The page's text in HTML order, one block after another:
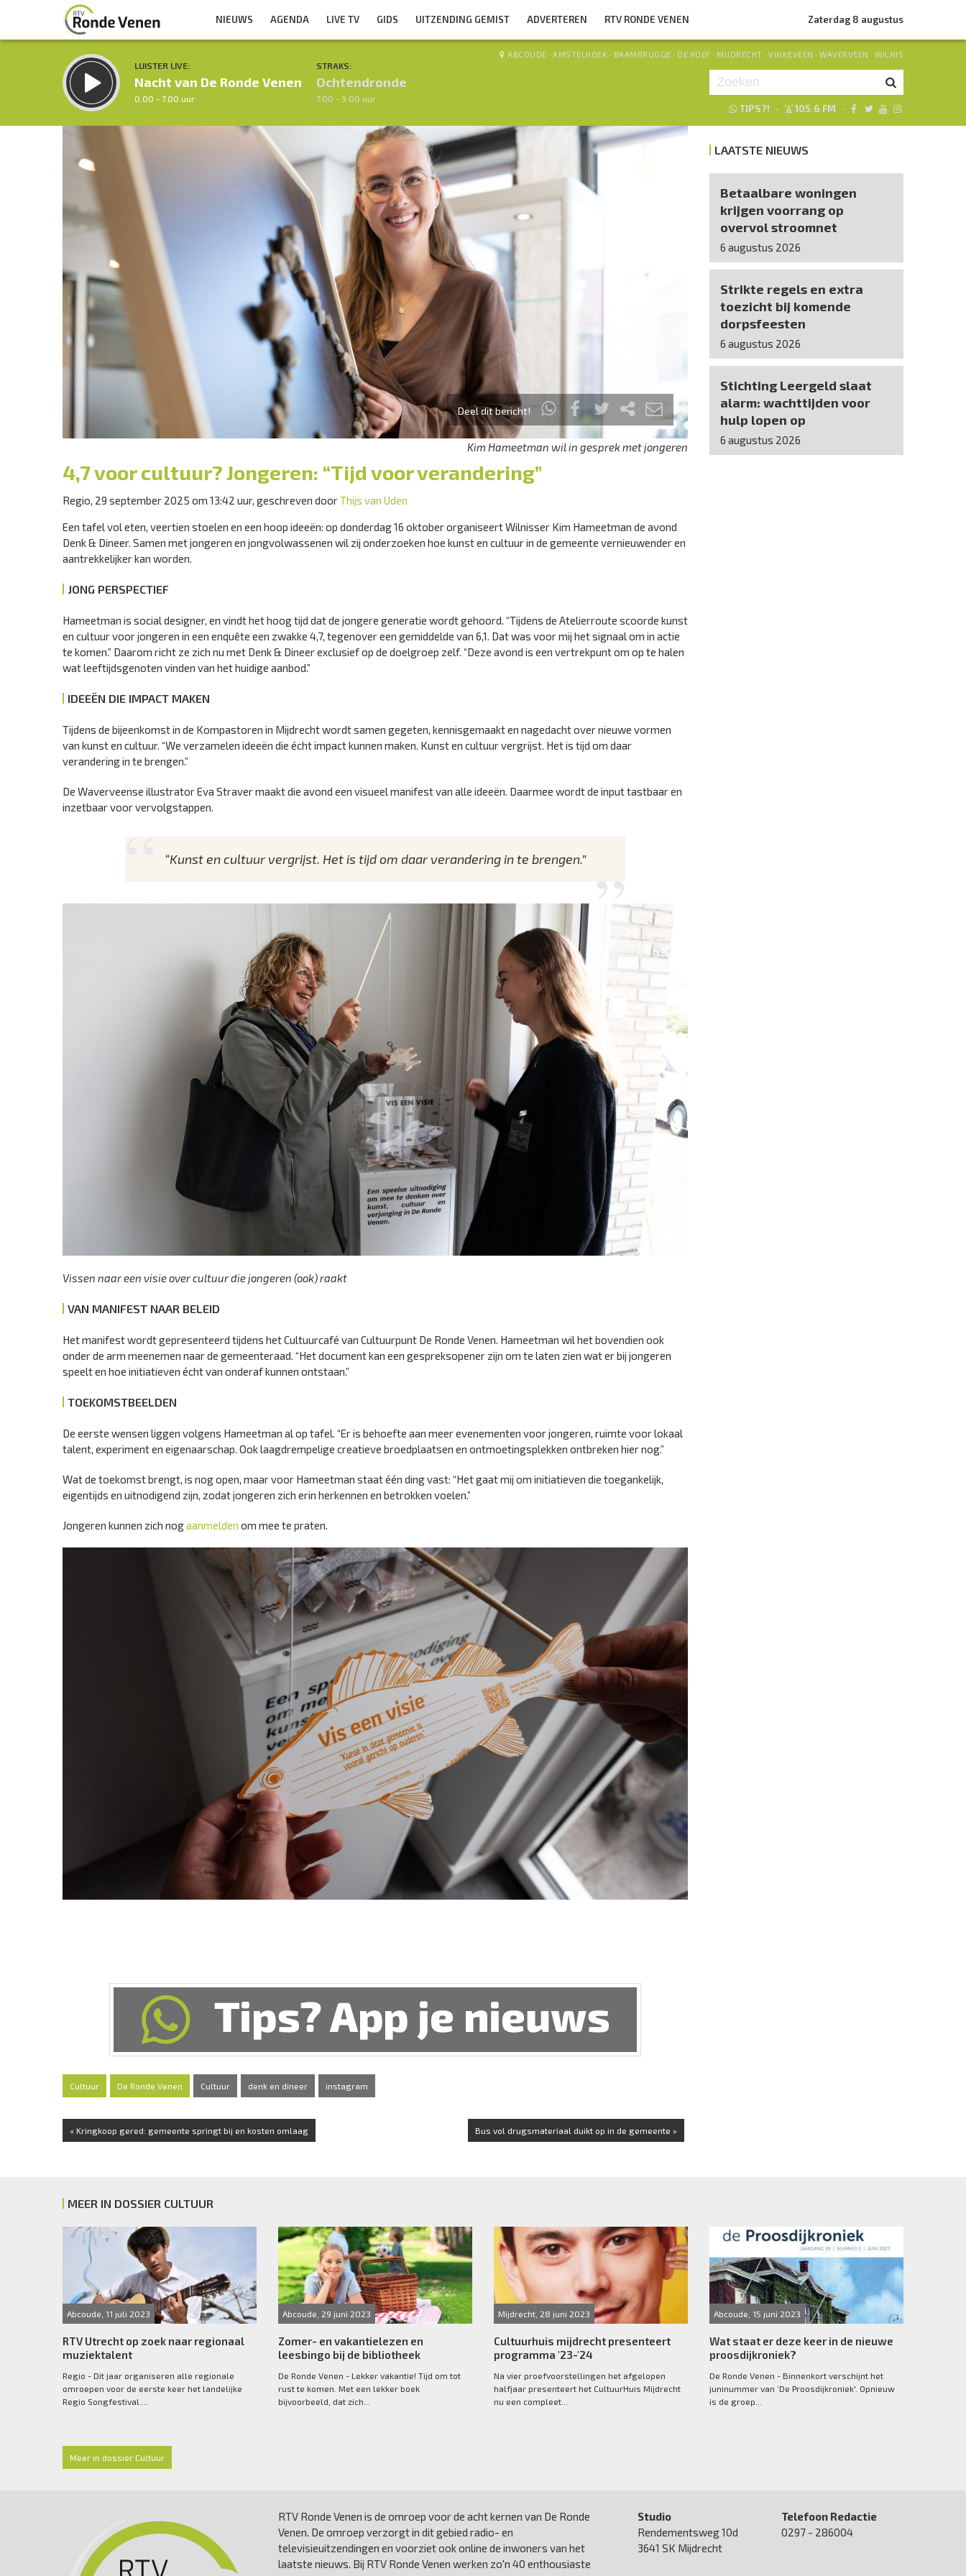
NIEUWS AGENDA LIVE TV GIDS UITZENDING GEMIST ADVERTEREN RTV RONDE VENEN Zaterdag 8 augustus
LUISTER LIVE:
Nacht van De Ronde Venen
0.00 - 7.00 uur
STRAKS:
Ochtendronde
7.00 - 9.00 uur
ABCOUDE · AMSTELHOEK · BAAMBRUGGE · DE HOEF · MIJDRECHT · VINKEVEEN · WAVERVEEN · WILNIS
TIPS?! · 105.6 FM ·
Deel dit bericht!
Kim Hameetman wil in gesprek met jongeren
4,7 voor cultuur? Jongeren: “Tijd voor verandering”
Regio, 29 september 2025 om 13:42 uur, geschreven doorThijs van Uden
Een tafel vol eten, veertien stoelen en een hoop ideeën: op donderdag 16 oktober organiseert Wilnisser Kim Hameetman de avond
Denk & Dineer. Samen met jongeren en jongvolwassenen wil zij onderzoeken hoe kunst en cultuur in de gemeente vernieuwender en
aantrekkelijker kan worden.
JONG PERSPECTIEF
Hameetman is social designer, en vindt het hoog tijd dat de jongere generatie wordt gehoord. “Tijdens de Atelierroute scoorde kunst
en cultuur voor jongeren in een enquête een zwakke 4,7, tegenover een gemiddelde van 6,1. Dat was voor mij het signaal om in actie
te komen.” Daarom richt ze zich nu met Denk & Dineer exclusief op de doelgroep zelf. “Deze avond is een vertrekpunt om op te halen
wat leeftijdsgenoten vinden van het huidige aanbod.”
IDEEËN DIE IMPACT MAKEN
Tijdens de bijeenkomst in de Kompastoren in Mijdrecht wordt samen gegeten, kennisgemaakt en nagedacht over nieuwe vormen
van kunst en cultuur. “We verzamelen ideeën die écht impact kunnen maken. Kunst en cultuur vergrijst. Het is tijd om daar
verandering in te brengen.”
De Waverveense illustrator Eva Straver maakt die avond een visueel manifest van alle ideeën. Daarmee wordt de input tastbaar en
inzetbaar voor vervolgstappen.
“Kunst en cultuur vergrijst. Het is tijd om daar verandering in te brengen.”
Vissen naar een visie over cultuur die jongeren (ook) raakt
VAN MANIFEST NAAR BELEID
Het manifest wordt gepresenteerd tijdens het Cultuurcafé van Cultuurpunt De Ronde Venen. Hameetman wil het bovendien ook
onder de arm meenemen naar de gemeenteraad. “Het document kan een gespreksopener zijn om te laten zien wat er bij jongeren
speelt en hoe initiatieven écht van onderaf kunnen ontstaan.”
TOEKOMSTBEELDEN
De eerste wensen liggen volgens Hameetman al op tafel. “Er is behoefte aan meer evenementen voor jongeren, ruimte voor lokaal
talent, experiment en eigenaarschap. Ook laagdrempelige creatieve broedplaatsen en ontmoetingsplekken ontbreken hier nog.”
Wat de toekomst brengt, is nog open, maar voor Hameetman staat één ding vast: “Het gaat mij om initiatieven die toegankelijk,
eigentijds en uitnodigend zijn, zodat jongeren zich erin herkennen en betrokken voelen.”
Jongeren kunnen zich nogaanmelden om mee te praten.
Cultuur De Ronde Venen Cultuur denk en dineer instagram
« Kringkoop gered: gemeente springt bij en kosten omlaag Bus vol drugsmateriaal duikt op in de gemeente »
LAATSTE NIEUWS
Betaalbare woningen
krijgen voorrang op
overvol stroomnet
6 augustus 2026
Strikte regels en extra
toezicht bij komende
dorpsfeesten
6 augustus 2026
Stichting Leergeld slaat
alarm: wachttijden voor
hulp lopen op
6 augustus 2026
MEER IN DOSSIER CULTUUR
Abcoude, 11 juli 2023
RTV Utrecht op zoek naar regionaal
muziektalent
Regio - Dit jaar organiseren alle regionale
omroepen voor de eerste keer het landelijke
Regio Songfestival....
Abcoude, 29 juni 2023
Zomer- en vakantielezen en
leesbingo bij de bibliotheek
De Ronde Venen - Lekker vakantie! Tijd om tot
rust te komen. Met een lekker boek
bijvoorbeeld, dat zich...
Mijdrecht, 28 juni 2023
Cultuurhuis mijdrecht presenteert
programma '23-'24
Na vier proefvoorstellingen het afgelopen
halfjaar presenteert het CultuurHuis Mijdrecht
nu een compleet...
Abcoude, 15 juni 2023
Wat staat er deze keer in de nieuwe
proosdijkroniek?
De Ronde Venen - Binnenkort verschijnt het
juninummer van ‘De Proosdijkroniek'. Opnieuw
is de groep...
Meer in dossier Cultuur
RTV Ronde Venen is de omroep voor de acht kernen van De Ronde
Venen. De omroep verzorgt in dit gebied radio- en
televisieuitzendingen en voorziet ook online de inwoners van het
laatste nieuws. Bij RTV Ronde Venen werken zo'n 40 enthousiaste
Studio
Rendementsweg 10d
3641 SK Mijdrecht
Telefoon Redactie
0297 - 286004